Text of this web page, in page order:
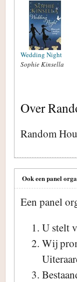
Wedding Night
Sophie Kinsella
Over
Random
Ook een panel
Een panel
U stelt
Wij